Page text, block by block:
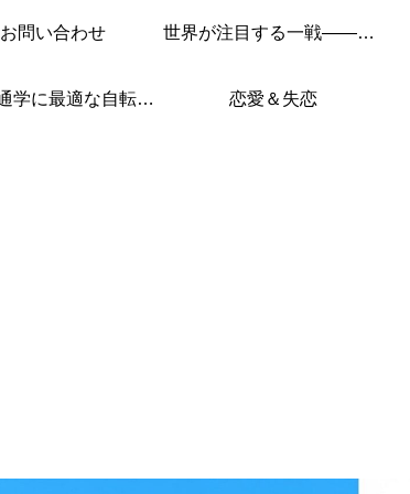
お問い合わせ 世界が注目する一戦——このレースを見逃すな！
通勤・通学に最適な自転車はこれ！ 恋愛＆失恋